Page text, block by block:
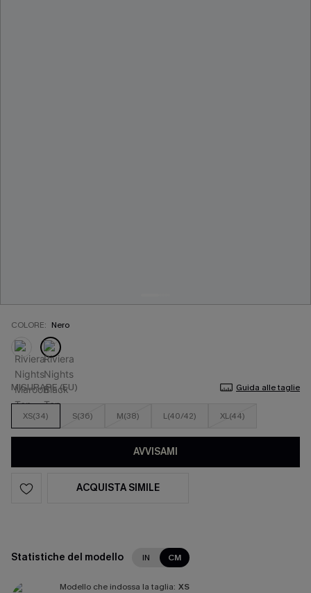
COLORE: Nero
MISURARE (EU) Guida alle taglie
XS(34) S(36) M(38) L(40/42) XL(44)
AVVISAMI
ACQUISTA SIMILE
Statistiche del modello IN CM
Modello che indossa la taglia: XS